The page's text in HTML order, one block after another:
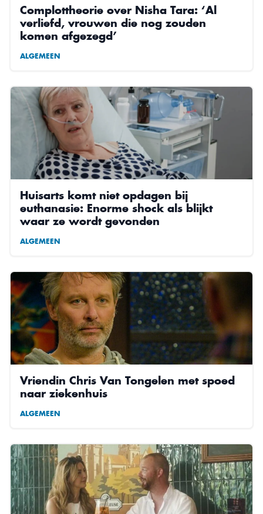
Complottheorie over Nisha Tara: ‘Al
verliefd, vrouwen die nog zouden
komen afgezegd’
ALGEMEEN
Huisarts komt niet opdagen bij
euthanasie: Enorme shock als blijkt
waar ze wordt gevonden
ALGEMEEN
Vriendin Chris Van Tongelen met spoed
naar ziekenhuis
ALGEMEEN